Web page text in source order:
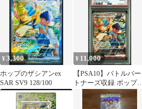
バトルパ…
¥3,300
ホップのザシアンex
SAR SV9 128/100
¥ 11,000
【PSA10】バトルパー
トナーズ収録 ポップの
ザシアンex sv9 128/100
SAR #3177